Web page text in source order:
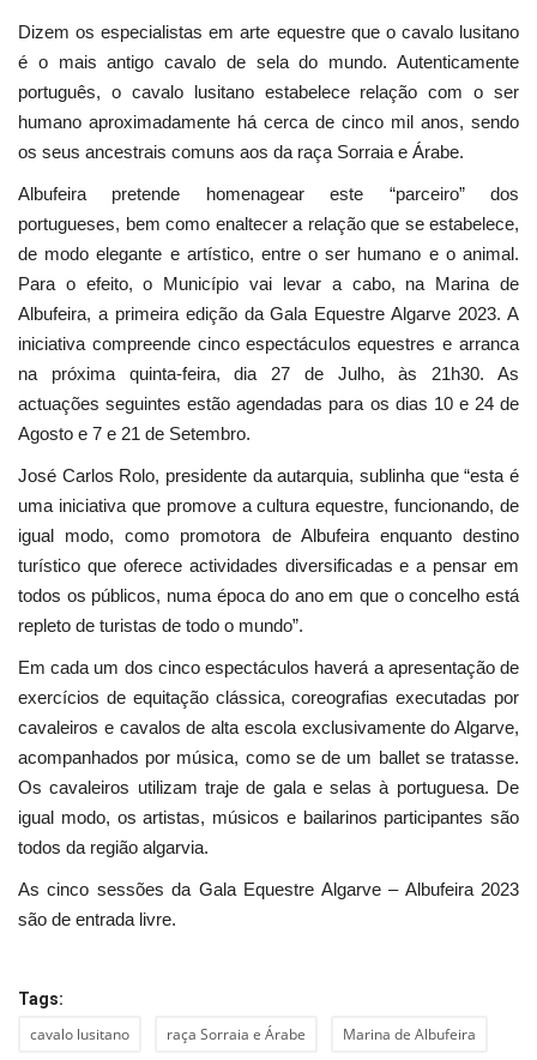
Dizem os especialistas em arte equestre que o cavalo lusitano
é o mais antigo cavalo de sela do mundo. Autenticamente
português, o cavalo lusitano estabelece relação com o ser
humano aproximadamente há cerca de cinco mil anos, sendo
os seus ancestrais comuns aos da raça Sorraia e Árabe.
Albufeira pretende homenagear este “parceiro” dos
portugueses, bem como enaltecer a relação que se estabelece,
de modo elegante e artístico, entre o ser humano e o animal.
Para o efeito, o Município vai levar a cabo, na Marina de
Albufeira, a primeira edição da Gala Equestre Algarve 2023. A
iniciativa compreende cinco espectáculos equestres e arranca
na próxima quinta-feira, dia 27 de Julho, às 21h30. As
actuações seguintes estão agendadas para os dias 10 e 24 de
Agosto e 7 e 21 de Setembro.
José Carlos Rolo, presidente da autarquia, sublinha que “esta é
uma iniciativa que promove a cultura equestre, funcionando, de
igual modo, como promotora de Albufeira enquanto destino
turístico que oferece actividades diversificadas e a pensar em
todos os públicos, numa época do ano em que o concelho está
repleto de turistas de todo o mundo”.
Em cada um dos cinco espectáculos haverá a apresentação de
exercícios de equitação clássica, coreografias executadas por
cavaleiros e cavalos de alta escola exclusivamente do Algarve,
acompanhados por música, como se de um ballet se tratasse.
Os cavaleiros utilizam traje de gala e selas à portuguesa. De
igual modo, os artistas, músicos e bailarinos participantes são
todos da região algarvia.
As cinco sessões da Gala Equestre Algarve – Albufeira 2023
são de entrada livre.
Tags:
cavalo lusitano raça Sorraia e Árabe Marina de Albufeira